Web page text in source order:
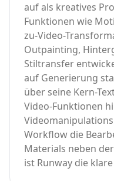
auf als kreatives
Funktionen wie
zu-Video-
Outpainting,
Stiltransfer
auf Generierung
über seine Kern-
Video-Funktionen
Workflow die
Materials neben
ist Runway die